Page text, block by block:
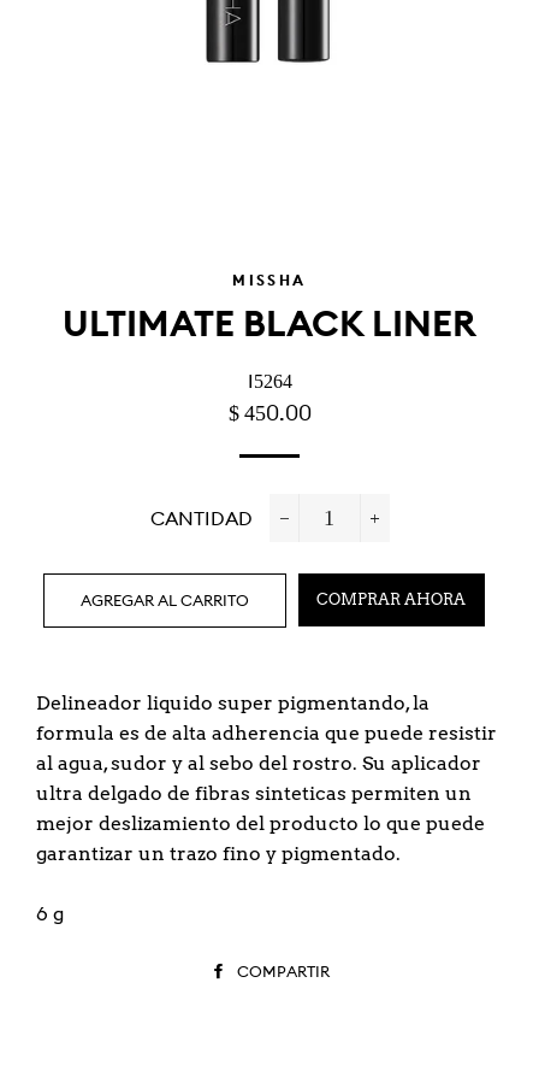
MISSHA
ULTIMATE BLACK LINER
I5264
PRECIO
PRECIO
$ 450.00
CANTIDAD
AGREGAR AL CARRITO COMPRAR AHORA
Delineador liquido super pigmentando, la
formula es de alta adherencia que puede resistir
al agua, sudor y al sebo del rostro. Su aplicador
ultra delgado de fibras sinteticas permiten un
mejor deslizamiento del producto lo que puede
garantizar un trazo fino y pigmentado.
6 g
COMPARTIR